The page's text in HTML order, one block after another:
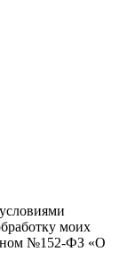
моих
№152-ФЗ «О